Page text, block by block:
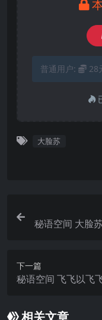
普通用户: 28
大脸苏
秘语空间 大脸
下一篇
秘语空间 飞飞以飞
相关文章